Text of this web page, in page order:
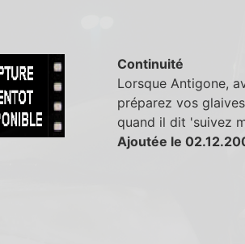
Continuité
Lorsque Antigone,
préparez vos
quand il dit 'suivez
Ajoutée le